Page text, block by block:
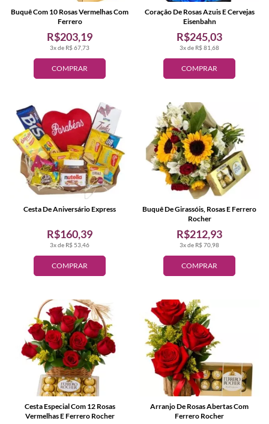
COMPRAR
3x de R$ 67,73
R$203,19
Buquê Com 10 Rosas Vermelhas Com
Ferrero
COMPRAR
3x de R$ 81,68
R$245,03
Coração De Rosas Azuis E Cervejas
Eisenbahn
COMPRAR
3x de R$ 53,46
R$160,39
Cesta De Aniversário Express
COMPRAR
3x de R$ 70,98
R$212,93
Buquê De Girassóis, Rosas E Ferrero
Rocher
Cesta Especial Com 12 Rosas
Vermelhas E Ferrero Rocher
Arranjo De Rosas Abertas Com
Ferrero Rocher